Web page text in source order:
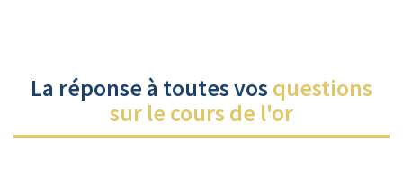
La réponse à toutes vos questions
sur le cours de l'or